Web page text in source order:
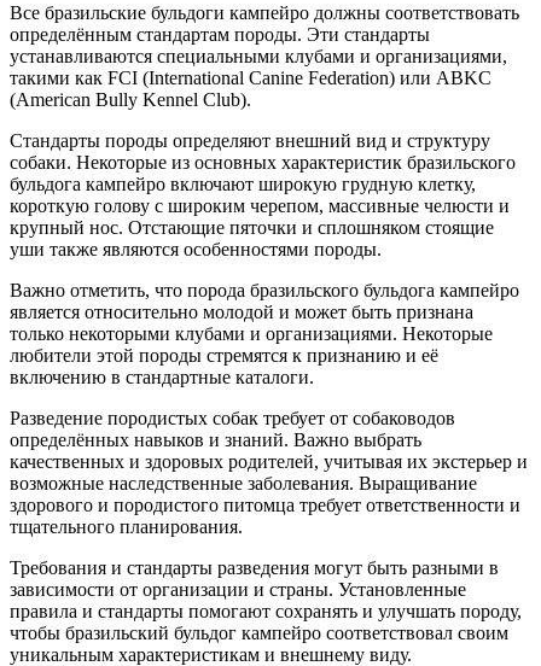
Все бразильские бульдоги кампейро должны соответствовать
определённым стандартам породы. Эти стандарты
устанавливаются специальными клубами и организациями,
такими как FCI (International Canine Federation) или ABKC
(American Bully Kennel Club).
Стандарты породы определяют внешний вид и структуру
собаки. Некоторые из основных характеристик бразильского
бульдога кампейро включают широкую грудную клетку,
короткую голову с широким черепом, массивные челюсти и
крупный нос. Отстающие пяточки и сплошняком стоящие
уши также являются особенностями породы.
Важно отметить, что порода бразильского бульдога кампейро
является относительно молодой и может быть признана
только некоторыми клубами и организациями. Некоторые
любители этой породы стремятся к признанию и её
включению в стандартные каталоги.
Разведение породистых собак требует от собаководов
определённых навыков и знаний. Важно выбрать
качественных и здоровых родителей, учитывая их экстерьер и
возможные наследственные заболевания. Выращивание
здорового и породистого питомца требует ответственности и
тщательного планирования.
Требования и стандарты разведения могут быть разными в
зависимости от организации и страны. Установленные
правила и стандарты помогают сохранять и улучшать породу,
чтобы бразильский бульдог кампейро соответствовал своим
уникальным характеристикам и внешнему виду.